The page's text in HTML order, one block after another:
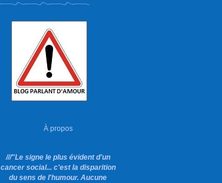
À propos
///"Le signe le plus évident d'un
cancer social... c'est la disparition
du sens de l'humour. Aucune